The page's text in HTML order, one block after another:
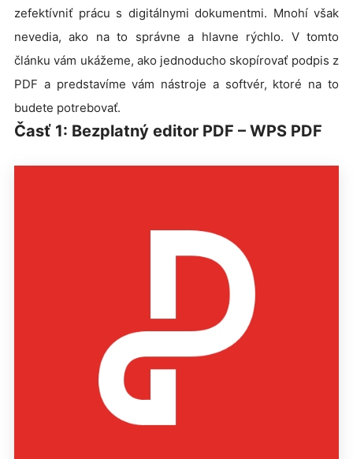
zefektívniť prácu s digitálnymi dokumentmi. Mnohí však
nevedia, ako na to správne a hlavne rýchlo. V tomto
článku vám ukážeme, ako jednoducho skopírovať podpis z
PDF a predstavíme vám nástroje a softvér, ktoré na to
budete potrebovať.
Časť 1: Bezplatný editor PDF – WPS PDF